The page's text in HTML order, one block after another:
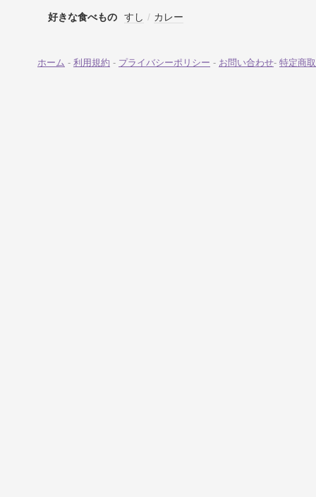
好きな食べもの すし / カレー
ホーム - 利用規約 - プライバシーポリシー - お問い合わせ- 特定商